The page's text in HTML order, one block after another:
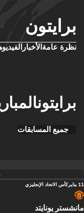
برايتون
نظرة عامة الأخبار
جميع المسابقات
11 يناير كأس الاتحاد الإنجليزي
مانشستر يونايتد